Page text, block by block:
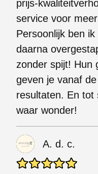
prijs-
service voor
Persoonlijk ben
daarna
zonder spijt! Hun
geven je vanaf
resultaten. En tot
waar wonder!
A. d. c.